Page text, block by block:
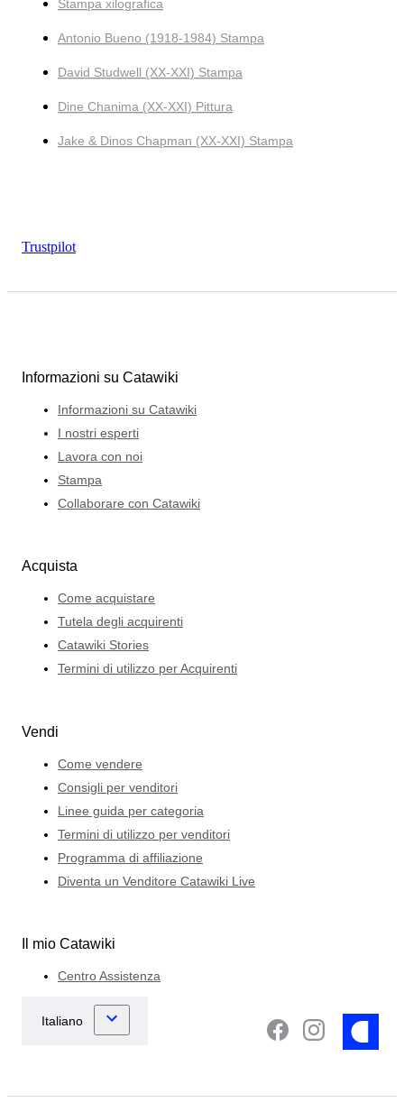
Stampa xilografica
Antonio Bueno (1918-1984) Stampa
David Studwell (XX-XXI) Stampa
Dine Chanima (XX-XXI) Pittura
Jake & Dinos Chapman (XX-XXI) Stampa
Trustpilot
Informazioni su Catawiki
Informazioni su Catawiki
I nostri esperti
Lavora con noi
Stampa
Collaborare con Catawiki
Acquista
Come acquistare
Tutela degli acquirenti
Catawiki Stories
Termini di utilizzo per Acquirenti
Vendi
Come vendere
Consigli per venditori
Linee guida per categoria
Termini di utilizzo per venditori
Programma di affiliazione
Diventa un Venditore Catawiki Live
Il mio Catawiki
Centro Assistenza